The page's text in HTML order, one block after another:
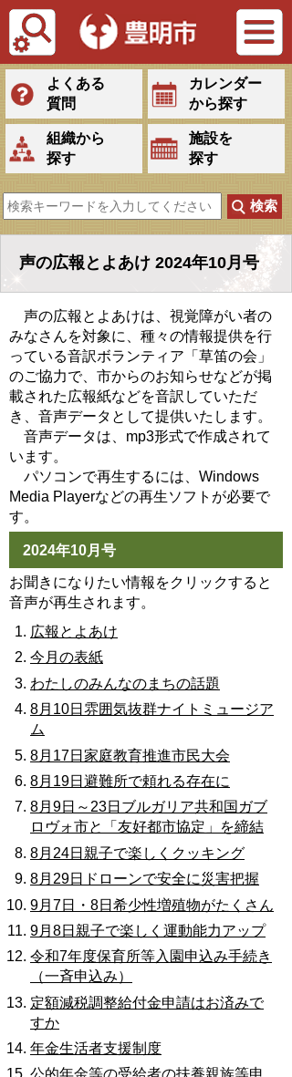
Tiếng Việt
よくある
質問
カレンダー
から探す
組織から
探す
施設を
探す
声の広報とよあけ 2024年10月号
声の広報とよあけは、視覚障がい者の
みなさんを対象に、種々の情報提供を行
っている音訳ボランティア「草笛の会」
のご協力で、市からのお知らせなどが掲
載された広報紙などを音訳していただ
き、音声データとして提供いたします。
音声データは、mp3形式で作成されて
います。
パソコンで再生するには、Windows
Media Playerなどの再生ソフトが必要で
す。
2024年10月号
お聞きになりたい情報をクリックすると
音声が再生されます。
広報とよあけ
今月の表紙
わたしのみんなのまちの話題
8月10日雰囲気抜群ナイトミュージア
ム
8月17日家庭教育推進市民大会
8月19日避難所で頼れる存在に
8月9日～23日ブルガリア共和国ガブ
ロヴォ市と「友好都市協定」を締結
8月24日親子で楽しくクッキング
8月29日ドローンで安全に災害把握
9月7日・8日希少性増殖物がたくさん
9月8日親子で楽しく運動能力アップ
令和7年度保育所等入園申込み手続き
（一斉申込み）
定額減税調整給付金申請はお済みで
すか
年金生活者支援制度